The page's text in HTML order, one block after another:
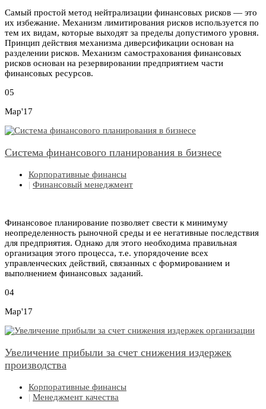
Самый простой метод нейтрализации финансовых рисков — это
их избежание. Механизм лимитирования рисков используется по
тем их видам, которые выходят за пределы допустимого уровня.
Принцип действия механизма диверсификации основан на
разделении рисков. Механизм самострахования финансовых
рисков основан на резервировании предприятием части
финансовых ресурсов.
05
Мар'17
Система финансового планирования в бизнесе
Корпоративные финансы
| Финансовый менеджмент
Финансовое планирование позволяет свести к минимуму
неопределенность рыночной среды и ее негативные последствия
для предприятия. Однако для этого необходима правильная
организация этого процесса, т.е. упорядочение всех
управленческих действий, связанных с формированием и
выполнением финансовых заданий.
04
Мар'17
Увеличение прибыли за счет снижения издержек
производства
Корпоративные финансы
| Менеджмент качества